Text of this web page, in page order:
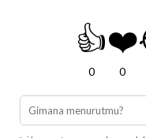
👍
0
❤️
0